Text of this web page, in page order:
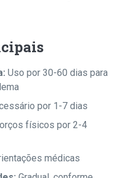
Uso por 30-60 dias para
por 1-7 dias
físicos por 2-4
médicas